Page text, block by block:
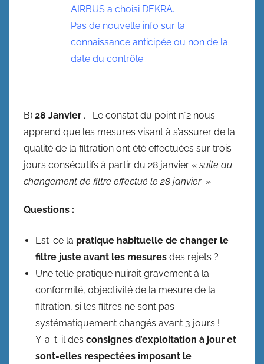
AIRBUS a choisi DEKRA.
Pas de nouvelle info sur la
connaissance anticipée ou non de la
date du contrôle.
B) 28 Janvier . Le constat du point n°2 nous
apprend que les mesures visant à s’assurer de la
qualité de la filtration ont été effectuées sur trois
jours consécutifs à partir du 28 janvier « suite au
changement de filtre effectué le 28 janvier»
Questions :
Est-ce la pratique habituelle de changer le
filtre juste avant les mesures des rejets ?
Une telle pratique nuirait gravement à la
conformité, objectivité de la mesure de la
filtration, si les filtres ne sont pas
systématiquement changés avant 3 jours !
Y-a-t-il des consignes d’exploitation à jour et
sont-elles respectées imposant le